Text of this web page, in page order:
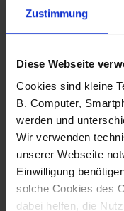
Zustimmung
Diese Webseite
Cookies sind kleine
B. Computer,
werden und
Wir verwenden
unserer Webseite
Einwilligung
solche Cookies des
dabei helfen, die
Fotografo:
Sternbach
Download